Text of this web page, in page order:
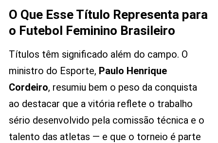
O Que Esse Título Representa para
o Futebol Feminino Brasileiro
Títulos têm significado além do campo. O
ministro do Esporte, Paulo Henrique
Cordeiro, resumiu bem o peso da conquista
ao destacar que a vitória reflete o trabalho
sério desenvolvido pela comissão técnica e o
talento das atletas — e que o torneio é parte